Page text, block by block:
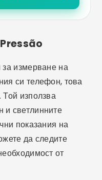
за измерване на
си телефон, това
използва
светлинните
показания на
да следите
от